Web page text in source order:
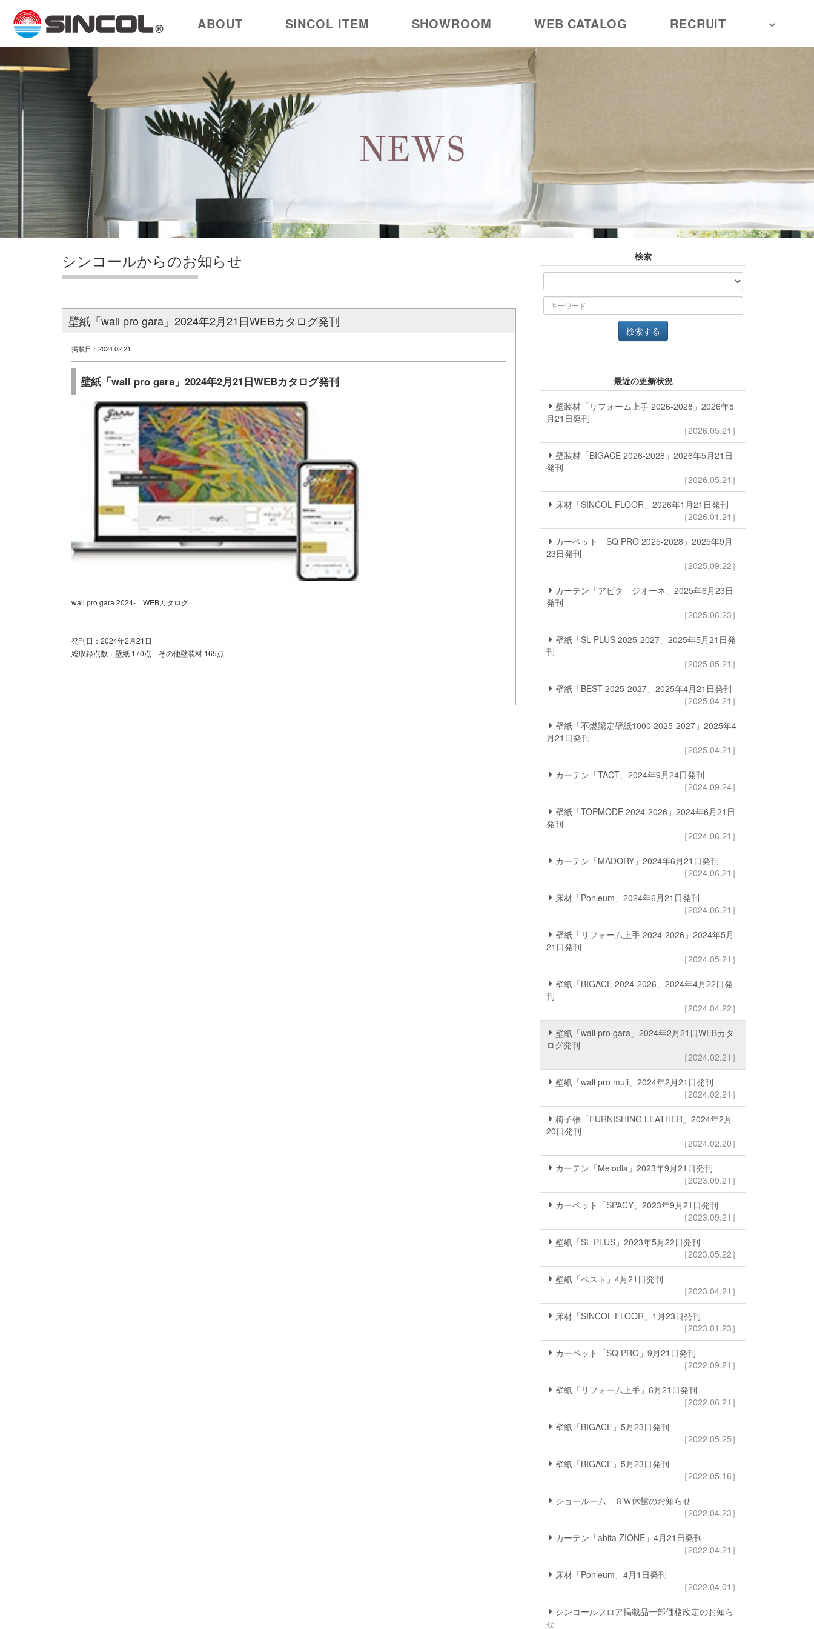
ABOUT SINCOL ITEM SHOWROOM WEB CATALOG RECRUIT
シンコールからのお知らせ
壁紙「wall pro gara」2024年2月21日WEBカタログ発刊
掲載日：2024.02.21
壁紙「wall pro gara」2024年2月21日WEBカタログ発刊
wall pro gara 2024- WEBカタログ
発刊日：2024年2月21 日
総収録点数：壁紙 170点 その他壁装材 165点
検索
最近の更新状況
壁装材「リフォーム上手 2026-2028」2026年5
月21日発刊
［2026.05.21］
壁装材「BIGACE 2026-2028」2026年5月21日
発刊
［2026.05.21］
床材「SINCOL FLOOR」2026年1月21日発刊
［2026.01.21］
カーペット「SQ PRO 2025-2028」2025年9月
23日発刊
［2025.09.22］
カーテン「アビタ ジオーネ」2025年6月23日
発刊
［2025.06.23］
壁紙「SL PLUS 2025-2027」2025年5月21日発
刊
［2025.05.21］
壁紙「BEST 2025-2027」2025年4月21日発刊
［2025.04.21］
壁紙「不燃認定壁紙1000 2025-2027」2025年4
月21日発刊
［2025.04.21］
カーテン「TACT」2024年9月24日発刊
［2024.09.24］
壁紙「TOPMODE 2024-2026」2024年6月21日
発刊
［2024.06.21］
カーテン「MADORY」2024年6月21日発刊
［2024.06.21］
床材「Ponleum」2024年6月21日発刊
［2024.06.21］
壁紙「リフォーム上手 2024-2026」2024年5月
21日発刊
［2024.05.21］
壁紙「BIGACE 2024-2026」2024年4月22日発
刊
［2024.04.22］
壁紙「wall pro gara」2024年2月21日WEBカタ
ログ発刊
［2024.02.21］
壁紙「wall pro muji」2024年2月21日発刊
［2024.02.21］
椅子張「FURNISHING LEATHER」2024年2月
20日発刊
［2024.02.20］
カーテン「Melodia」2023年9月21日発刊
［2023.09.21］
カーペット「SPACY」2023年9月21日発刊
［2023.09.21］
壁紙「SL PLUS」2023年5月22日発刊
［2023.05.22］
壁紙「ベスト」4月21日発刊
［2023.04.21］
床材「SINCOL FLOOR」1月23日発刊
［2023.01.23］
カーペット「SQ PRO」9月21日発刊
［2022.09.21］
壁紙「リフォーム上手」6月21日発刊
［2022.06.21］
壁紙「BIGACE」5月23日発刊
［2022.05.25］
壁紙「BIGACE」5月23日発刊
［2022.05.16］
ショールーム ＧＷ休館のお知らせ
［2022.04.23］
カーテン「abita ZIONE」4月21日発刊
［2022.04.21］
床材「Ponleum」4月1日発刊
［2022.04.01］
シンコールフロア掲載品一部価格改定のお知ら
せ